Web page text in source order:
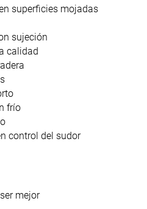
superficies mojadas
sujeción
calidad
frío
control del sudor
mejor